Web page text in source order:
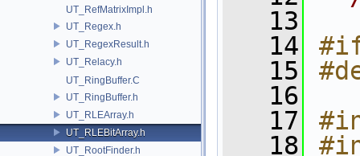
UT_RefMatrixImpl.h
UT_Regex.h
UT_RegexResult.h
UT_Relacy.h
UT_RingBuffer.C
UT_RingBuffer.h
UT_RLEArray.h
UT_RLEBitArray.h
UT_RootFinder.h
   13
   14
   15
   16
   17
   18